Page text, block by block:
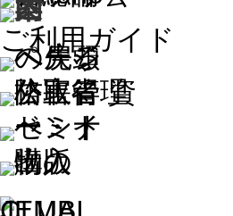
ご利用ガイド